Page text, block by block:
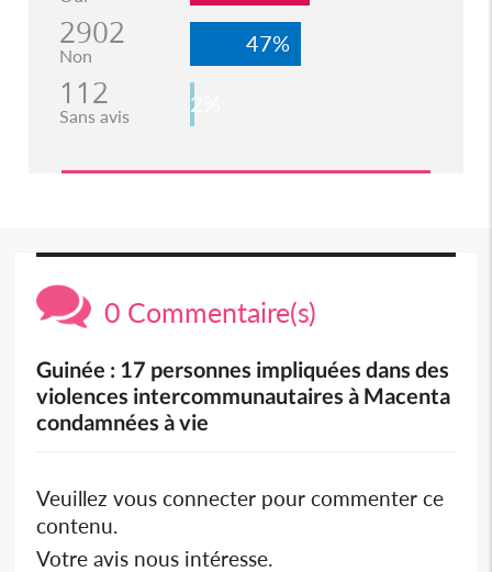
2902
Non 47%
112
Sans avis 2%
0 Commentaire(s)
Guinée : 17 personnes impliquées dans des
violences intercommunautaires à Macenta
condamnées à vie
Veuillez vous connecter pour commenter ce
contenu.
Votre avis nous intéresse.